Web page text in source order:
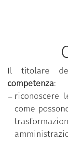
la
a rafforzare
dipendenti
propensione
Il programma
dal
Presidenza
Il titolare
competenza:
riconoscere
come